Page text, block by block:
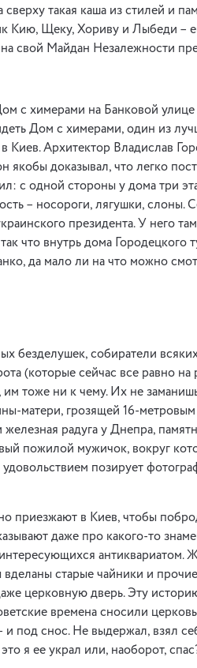
такая каша из стилей и
Кию, Щеку, Хориву и Лыбеди –
свой Майдан Незалежности
с химерами на Банковой
Дом с химерами, один из
Киев. Архитектор Владислав
якобы доказывал, что легко
с одной стороны у дома три
– носороги, лягушки, слоны.
президента. У него
что внутрь дома Городецкого
да мало ли на что можно
безделушек, собиратели
(которые сейчас все равно
им тоже ни к чему. Их не
матери, грозящей 16-
радуга у Днепра,
пожилой мужичок, вокруг
позирует
приезжают в Киев, чтобы
даже про какого-то
вделаны старые чайники и
церковную дверь. Эту
времена сносили
и под снос. Не выдержал, взял
я ее украл или, наоборот,